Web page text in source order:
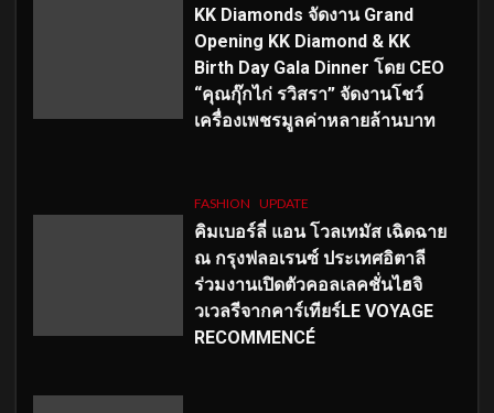
KK Diamonds จัดงาน Grand
Opening KK Diamond & KK
Birth Day Gala Dinner โดย CEO
“คุณกุ๊กไก่ รวิสรา” จัดงานโชว์
เครื่องเพชรมูลค่าหลายล้านบาท
FASHION UPDATE
คิมเบอร์ลี่ แอน โวลเทมัส เฉิดฉาย
ณ กรุงฟลอเรนซ์ ประเทศอิตาลี
ร่วมงานเปิดตัวคอลเลคชั่นไฮจิ
วเวลรีจากคาร์เทียร์LE VOYAGE
RECOMMENCÉ